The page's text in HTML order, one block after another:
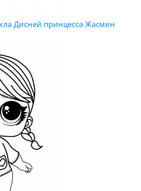
Дисней принцесса Жасмин